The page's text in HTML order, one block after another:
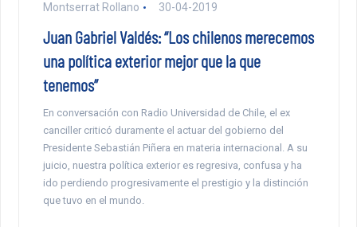
Montserrat Rollano 30-04-2019
Juan Gabriel Valdés: “Los chilenos merecemos
una política exterior mejor que la que
tenemos”
En conversación con Radio Universidad de Chile, el ex
canciller criticó duramente el actuar del gobierno del
Presidente Sebastián Piñera en materia internacional. A su
juicio, nuestra política exterior es regresiva, confusa y ha
ido perdiendo progresivamente el prestigio y la distinción
que tuvo en el mundo.